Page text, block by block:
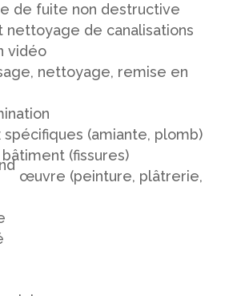
de fuite non destructive
nettoyage de canalisations
vidéo
nettoyage, remise en
spécifiques (amiante, plomb)
(fissures)
nd
œuvre (peinture, plâtrerie,